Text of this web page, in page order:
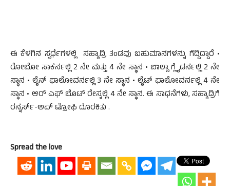
ಈ ಕೆಳಗಿನ ಸ್ಪರ್ಧೆಗಳಲ್ಲಿ ಸಹ್ಯಾದ್ರಿ ತಂಡವು ಬಹುಮಾನಗಳನ್ನು ಗೆದ್ದಿದ್ದಾರೆ •
ರೋಬೋ ಸಾಕರ್ನಲ್ಲಿ 2 ನೇ ಮತ್ತು 4 ನೇ ಸ್ಥಾನ • ಬಾಲ್ಸಾ ಗ್ಲೈಡರ್ನಲ್ಲಿ 2 ನೇ
ಸ್ಥಾನ • ಲೈನ್ ಫಾಲೋವರ್ನಲ್ಲಿ 3 ನೇ ಸ್ಥಾನ • ಲೈಟ್ ಫಾಲೋವರ್ನಲ್ಲಿ 4 ನೇ
ಸ್ಥಾನ • ಆರ್ ಎಫ್ ಬೊಟ್ ರೇಸ್ನಲ್ಲಿ 4 ನೇ ಸ್ಥಾನ. ಈ ಸಾಧನೆಗಳು, ಸಹ್ಯಾದ್ರಿಗೆ
ರನ್ನರ್ಸ್-ಅಪ್ ಟ್ರೋಫಿ ದೊರಕಿತು .
Spread the love